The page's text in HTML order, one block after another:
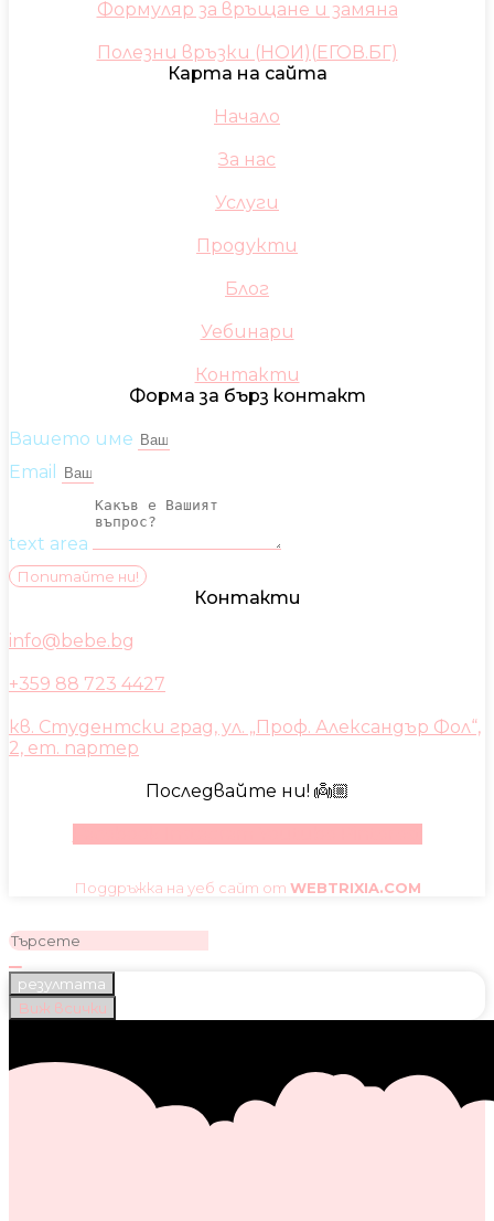
Формуляр за връщане и замяна
Полезни връзки (НОИ)(ЕГОВ.БГ)
Карта на сайта
Начало
За нас
Услуги
Продукти
Блог
Уебинари
Контакти
Форма за бърз контакт
Вашето име
Email
text area
Попитайте ни!
Контакти
info@bebe.bg
+359 88 723 4427
кв. Студентски град, ул. „Проф. Александър Фол“,
2, ет. партер
Последвайте ни! 👼🏼
Поддръжка на уеб сайт от WEBTRIXIA.COM
резултата
Виж всички